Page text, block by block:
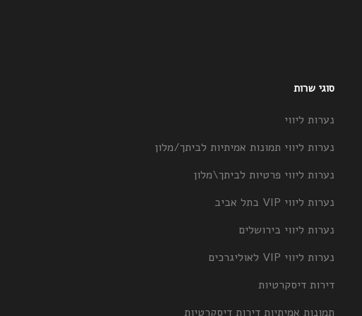
סוגי שרות
נערות ליווי
נערות ליווי תמונות אמיתיות לביתך/מלון
נערות ליווי פרטיות לביתך\מלון
נערות ליווי VIP בתל אביב
נערות ליווי בירושלים
נערות ליווי VIP לאוליגרכים
דירות דיסקרטיות
תמונות אמיתיות דירות דיסקרטיות